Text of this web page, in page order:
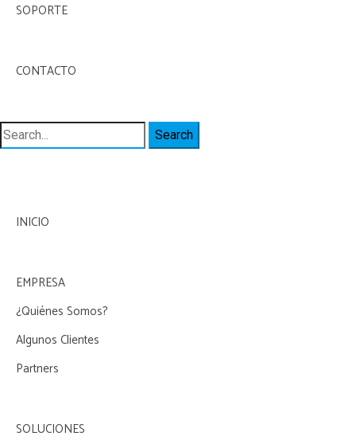
SOPORTE
CONTACTO
Search
for:
INICIO
EMPRESA
¿Quiénes Somos?
Algunos Clientes
Partners
SOLUCIONES